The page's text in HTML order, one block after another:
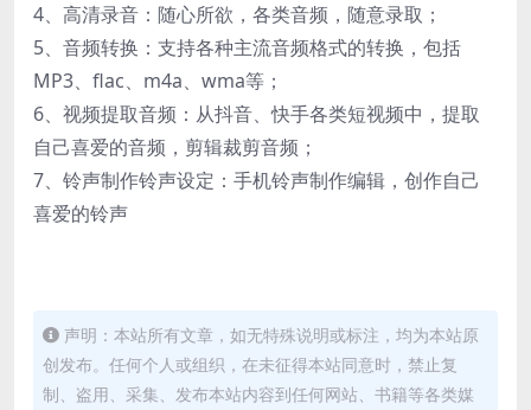
4、高清录音：随心所欲，各类音频，随意录取；
5、音频转换：支持各种主流音频格式的转换，包括
MP3、flac、m4a、wma等；
6、视频提取音频：从抖音、快手各类短视频中，提取
自己喜爱的音频，剪辑裁剪音频；
7、铃声制作铃声设定：手机铃声制作编辑，创作自己
喜爱的铃声
声明：本站所有文章，如无特殊说明或标注，均为本站原
创发布。任何个人或组织，在未征得本站同意时，禁止复
制、盗用、采集、发布本站内容到任何网站、书籍等各类媒